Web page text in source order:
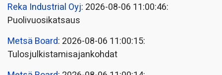
Reka Industrial Oyj: 2026-08-06 11:00:46:
Puolivuosikatsaus
Metsä Board: 2026-08-06 11:00:15:
Tulosjulkistamisajankohdat